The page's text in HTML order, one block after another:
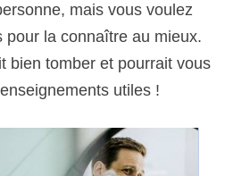
mais vous voulez
pour la connaître au mieux.
bien tomber et pourrait vous
utiles !